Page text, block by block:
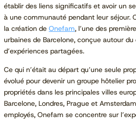
établir des liens significatifs et avoir un
à une communauté pendant leur séjour.
la création de Onefam, l’une des
urbaines de Barcelone, conçue autour
d’expériences partagées.
Ce qui n’était au départ qu’une seule
évolué pour devenir un groupe hôtelier
propriétés dans les principales villes
Barcelone, Londres, Prague et
employés, Onefam se concentre sur